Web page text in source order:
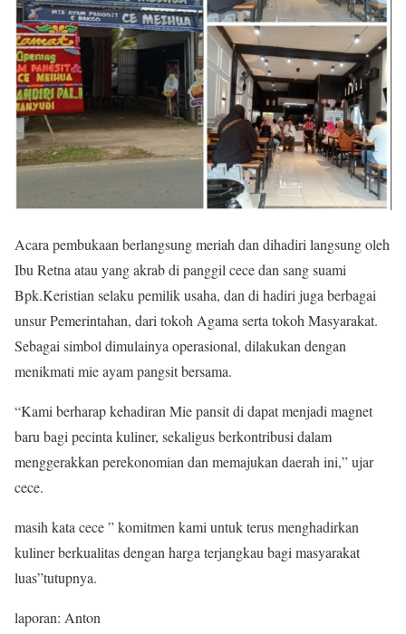
Acara pembukaan berlangsung meriah dan dihadiri langsung oleh
Ibu Retna atau yang akrab di panggil cece dan sang suami
Bpk.Keristian selaku pemilik usaha, dan di hadiri juga berbagai
unsur Pemerintahan, dari tokoh Agama serta tokoh Masyarakat.
Sebagai simbol dimulainya operasional, dilakukan dengan
menikmati mie ayam pangsit bersama.
“Kami berharap kehadiran Mie pansit di dapat menjadi magnet
baru bagi pecinta kuliner, sekaligus berkontribusi dalam
menggerakkan perekonomian dan memajukan daerah ini,” ujar
cece.
masih kata cece ” komitmen kami untuk terus menghadirkan
kuliner berkualitas dengan harga terjangkau bagi masyarakat
luas”tutupnya.
laporan: Anton